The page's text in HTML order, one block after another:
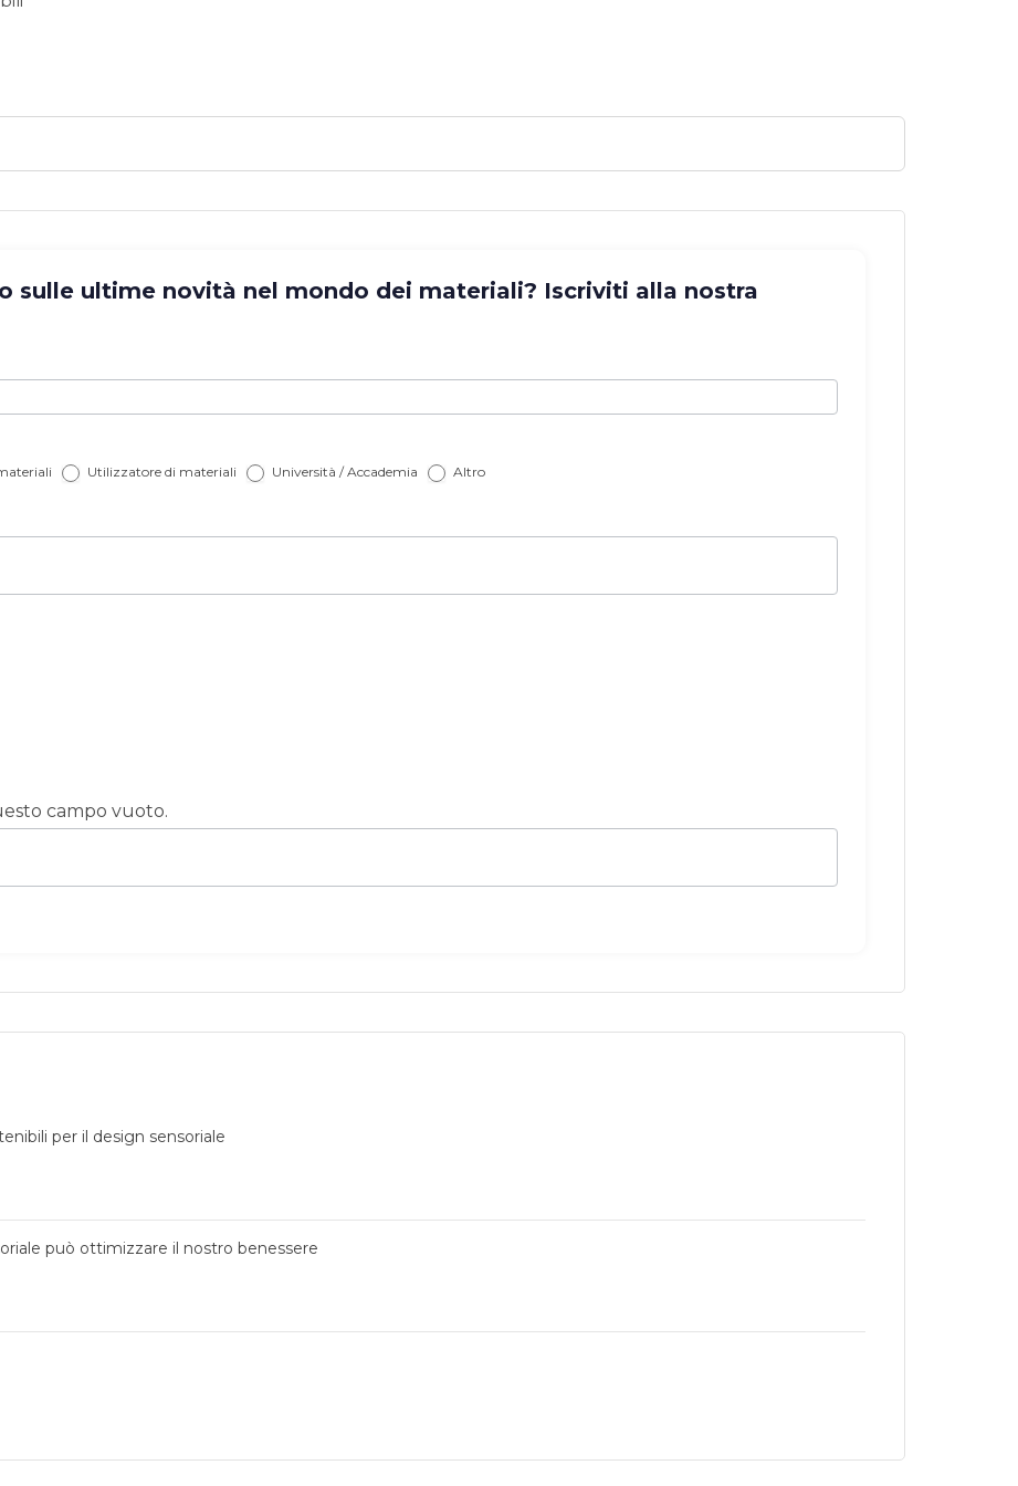
sulle ultime novità nel mondo dei materiali? Iscriviti alla nostra
Utilizzatore di materiali Università / Accademia Altro
campo vuoto.
per il design sensoriale
può ottimizzare il nostro benessere